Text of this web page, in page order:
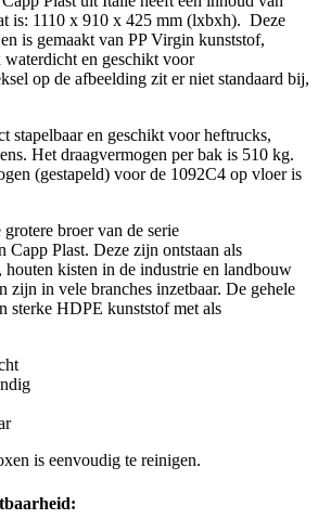
is: 1110 x 910 x 425 mm (lxbxh). Deze
is gemaakt van PP Virgin kunststof,
en geschikt voor
op de afbeelding zit er niet standaard bij,
stapelbaar en geschikt voor heftrucks,
Het draagvermogen per bak is 510 kg.
(gestapeld) voor de 1092C4 op vloer is
broer van de serie
Capp Plast. Deze zijn ontstaan als
houten kisten in de industrie en landbouw
zijn in vele branches inzetbaar. De gehele
sterke HDPE kunststof met als
is eenvoudig te reinigen.